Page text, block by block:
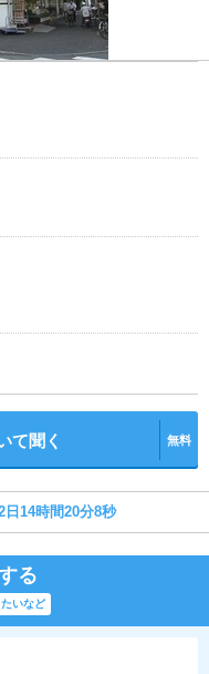
て聞く 無料
日14時間20分7秒
る
いなど